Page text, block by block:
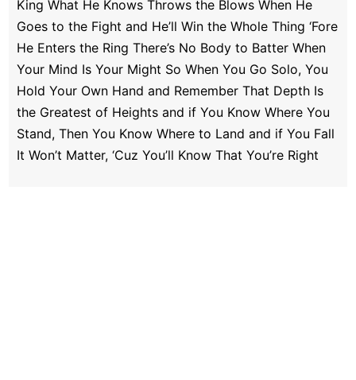
King What He Knows Throws the Blows When He
Goes to the Fight and He’ll Win the Whole Thing ‘Fore
He Enters the Ring There’s No Body to Batter When
Your Mind Is Your Might So When You Go Solo, You
Hold Your Own Hand and Remember That Depth Is
the Greatest of Heights and if You Know Where You
Stand, Then You Know Where to Land and if You Fall
It Won’t Matter, ‘Cuz You’ll Know That You’re Right